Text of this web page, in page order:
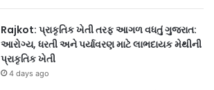
Rajkot: પ્રાકૃતિક ખેતી તરફ આગળ વધતું ગુજરાત:
આરોગ્ય, ધરતી અને પર્યાવરણ માટે લાભદાયક મેથીની
પ્રાકૃતિક ખેતી
4 days ago